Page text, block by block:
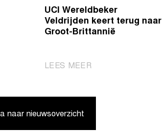
UCI Wereldbeker
Veldrijden keert terug naar
Groot-Brittannië
LEES MEER|
naar nieuwsoverzicht